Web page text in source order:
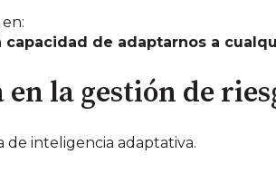
capacidad de adaptarnos a
la gestión de
de inteligencia adaptativa.